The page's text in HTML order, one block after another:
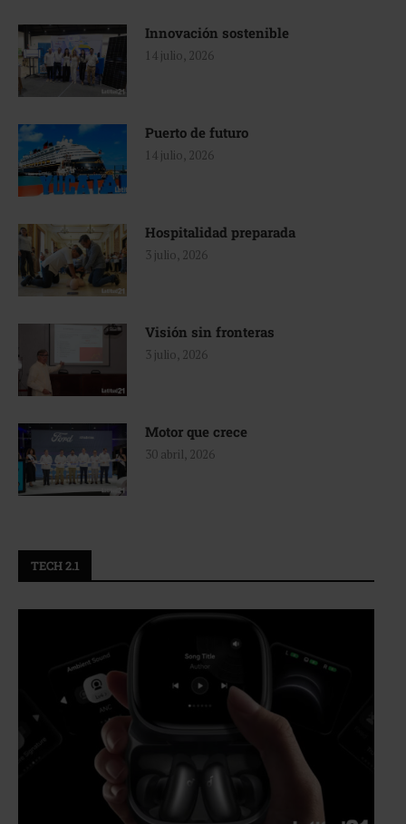
Innovación sostenible
14 julio, 2026
Puerto de futuro
14 julio, 2026
Hospitalidad preparada
3 julio, 2026
Visión sin fronteras
3 julio, 2026
Motor que crece
30 abril, 2026
TECH 2.1